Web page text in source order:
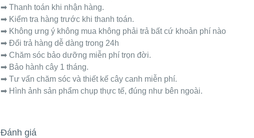
➡ Thanh toán khi nhận hàng.
➡ Kiểm tra hàng trước khi thanh toán.
➡ Không ưng ý không mua không phải trả bất cứ khoản phí nào
➡ Đổi trả hàng dễ dàng trong 24h
➡ Chăm sóc bảo dưỡng miễn phí trọn đời.
➡ Bảo hành cây 1 tháng.
➡ Tư vấn chăm sóc và thiết kế cây canh miễn phí.
➡ Hình ảnh sản phẩm chụp thực tế, đúng như bên ngoài.
Đánh giá